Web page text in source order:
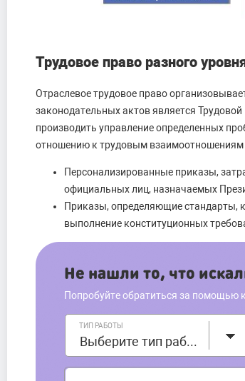
Трудовое право разного
Отраслевое трудовое право
законодательных актов является
производить управление определенных
отношению к трудовым взаимоотношениям
Персонализированные приказы,
официальных лиц, назначаемых
Приказы, определяющие стандарты,
выполнение конституционных
Не нашли то, что
Попробуйте обратиться за помощью
ТИП РАБОТЫ
Выберите тип работы